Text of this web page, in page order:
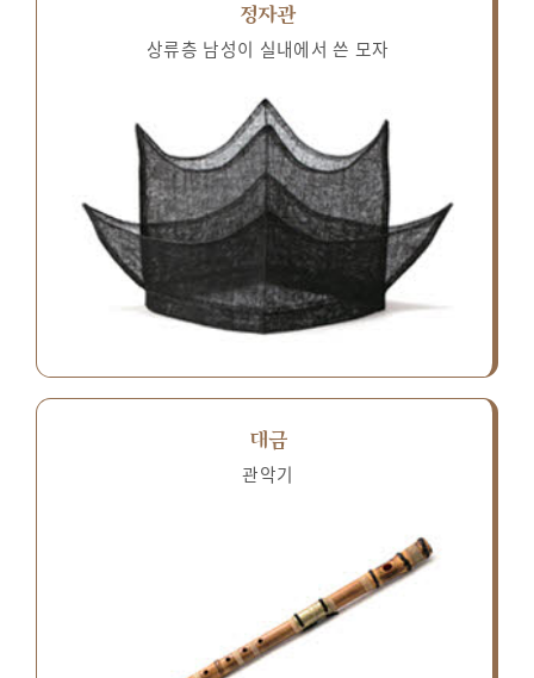
정자관
상류층 남성이 실내에서 쓴 모자
대금
관악기